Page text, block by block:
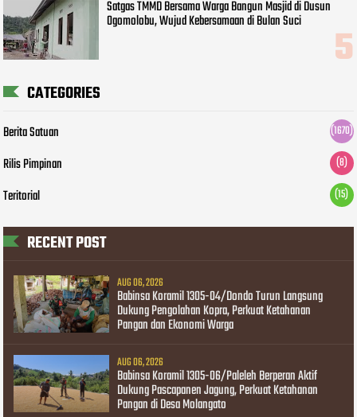
Satgas TMMD Bersama Warga Bangun Masjid di Dusun
Ogomolobu, Wujud Kebersamaan di Bulan Suci
CATEGORIES
Berita Satuan (1670)
Rilis Pimpinan (8)
Teritorial (15)
RECENT POST
AUG 06, 2026
Babinsa Koramil 1305-04/Dondo Turun Langsung
Dukung Pengolahan Kopra, Perkuat Ketahanan
Pangan dan Ekonomi Warga
AUG 06, 2026
Babinsa Koramil 1305-06/Paleleh Berperan Aktif
Dukung Pascapanen Jagung, Perkuat Ketahanan
Pangan di Desa Molangato